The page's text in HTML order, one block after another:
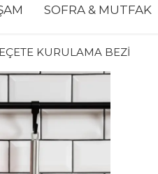
SOFRA & MUTFAK
KURULAMA BEZİ